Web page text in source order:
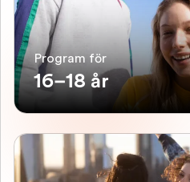
Program för
16–18 år